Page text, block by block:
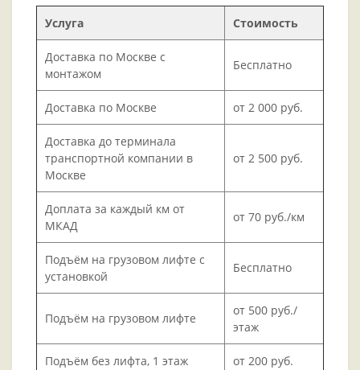
Услуга Стоимость
Доставка по Москве с
монтажом
Бесплатно
Доставка по Москве от 2 000 руб.
Доставка до терминала
транспортной компании в
Москве
от 2 500 руб.
Доплата за каждый км от
МКАД
от 70 руб./км
Подъём на грузовом лифте с
установкой
Бесплатно
Подъём на грузовом лифте
от 500 руб./
этаж
Подъём без лифта, 1 этаж от 200 руб.